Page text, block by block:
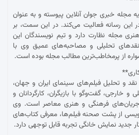
تحریریه مجله خبری جوان آنلاین پیوسته و به عنوان
این رسانه فعالیت می‌کند. در این سمت، بر
مجله نظارت دارد و تیم نویسندگان این
تحلیلی و مصاحبه‌های عمیق وی با
از پرمخاطب‌ترین مطالب مجله بوده است.
و تحلیل فیلم‌های سینمای ایران و جهان،
گفت‌وگو با بازیگران، کارگردانان و
جریان‌های فرهنگی و هنری معاصر است. وی
از پشت صحنه فیلم‌ها، معرفی کتاب‌های
جدید نمایش خانگی تجربه قابل توجهی دارد.